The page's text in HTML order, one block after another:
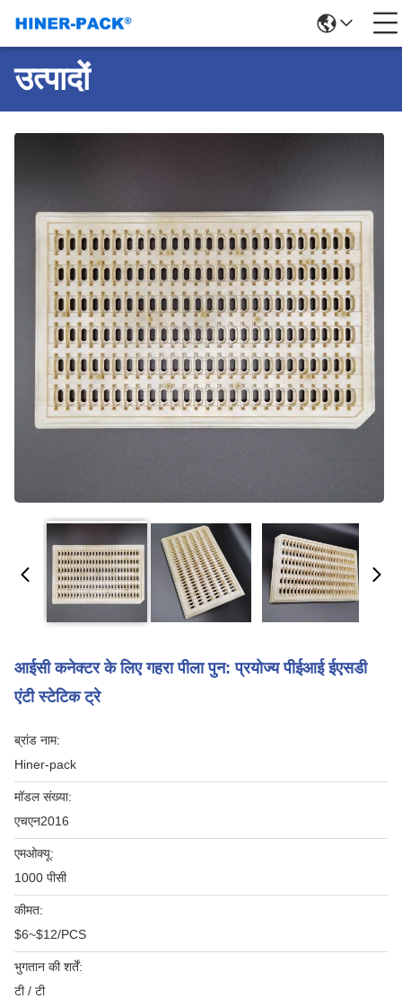
उत्पादों
आईसी कनेक्टर के लिए गहरा पीला पुन: प्रयोज्य पीईआई ईएसडी
एंटी स्टेटिक ट्रे
ब्रांड नाम:
Hiner-pack
मॉडल संख्या:
एचएन2016
एमओक्यू:
1000 पीसी
कीमत:
$6~$12/PCS
भुगतान की शर्तें:
टी / टी